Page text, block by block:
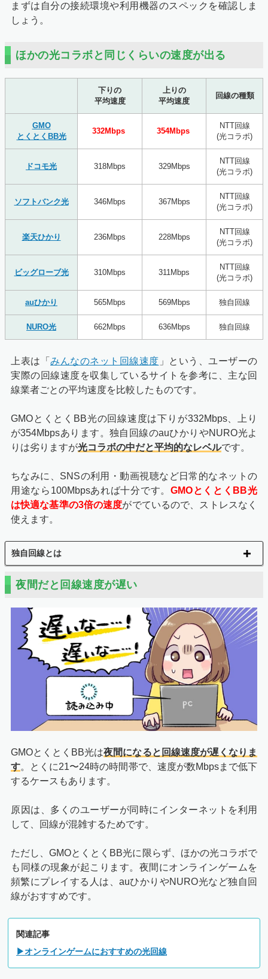
まずは自分の接続環境や利用機器のスペックを確認しま
しょう。
ほかの光コラボと同じくらいの速度が出る
下りの
平均速度
上りの
平均速度
回線の種類
GMO
とくとくBB光
332Mbps 354Mbps
NTT回線
(光コラボ)
ドコモ光 318Mbps 329Mbps
NTT回線
(光コラボ)
ソフトバンク光 346Mbps 367Mbps
NTT回線
(光コラボ)
楽天ひかり 236Mbps 228Mbps
NTT回線
(光コラボ)
ビッグローブ光 310Mbps 311Mbps
NTT回線
(光コラボ)
auひかり 565Mbps 569Mbps 独自回線
NURO光 662Mbps 636Mbps 独自回線
上表は「 みんなのネット回線速度 」という、ユーザーの
実際の回線速度を収集しているサイトを参考に、主な回
線業者ごとの平均速度を比較したものです。
GMOとくとくBB光の回線速度は下りが332Mbps、上り
が354Mbpsあります。独自回線のauひかりやNURO光よ
りは劣りますが光コラボの中だと平均的なレベルです。
ちなみに、SNSの利用・動画視聴など日常的なネットの
用途なら100Mbpsあれば十分です。 GMOとくとくBB光
は快適な基準の3倍の速度がでているので、ストレスなく
使えます。
独自回線とは
夜間だと回線速度が遅い
GMOとくとくBB光は夜間になると回線速度が遅くなりま
す。とくに21〜24時の時間帯で、速度が数Mbpsまで低下
するケースもあります。
原因は、多くのユーザーが同時にインターネットを利用
して、回線が混雑するためです。
ただし、GMOとくとくBB光に限らず、ほかの光コラボで
も同様の現象が起こります。夜間にオンラインゲームを
頻繁にプレイする人は、auひかりやNURO光など独自回
線がおすすめです。
関連記事
▶オンラインゲームにおすすめの光回線